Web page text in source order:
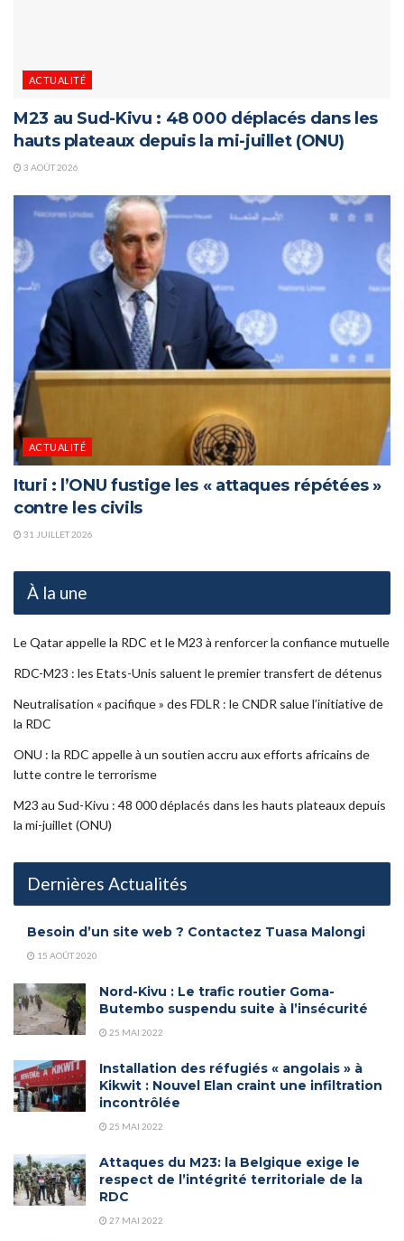
ACTUALITÉ
M23 au Sud-Kivu : 48 000 déplacés dans les
hauts plateaux depuis la mi-juillet (ONU)
3 AOÛT 2026
ACTUALITÉ
Ituri : l’ONU fustige les « attaques répétées »
contre les civils
31 JUILLET 2026
À la une
Le Qatar appelle la RDC et le M23 à renforcer la confiance mutuelle
RDC-M23 : les Etats-Unis saluent le premier transfert de détenus
Neutralisation « pacifique » des FDLR : le CNDR salue l’initiative de
la RDC
ONU : la RDC appelle à un soutien accru aux efforts africains de
lutte contre le terrorisme
M23 au Sud-Kivu : 48 000 déplacés dans les hauts plateaux depuis
la mi-juillet (ONU)
Dernières Actualités
Besoin d’un site web ? Contactez Tuasa Malongi
15 AOÛT 2020
Nord-Kivu : Le trafic routier Goma-
Butembo suspendu suite à l’insécurité
25 MAI 2022
Installation des réfugiés « angolais » à
Kikwit : Nouvel Elan craint une infiltration
incontrôlée
25 MAI 2022
Attaques du M23: la Belgique exige le
respect de l’intégrité territoriale de la
RDC
27 MAI 2022